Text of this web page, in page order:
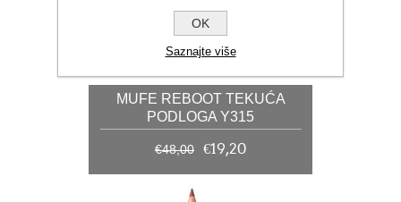
MUFE REBOOT TEKUĆA
PODLOGA Y315
€48,00 €19,20
OK
Saznajte više